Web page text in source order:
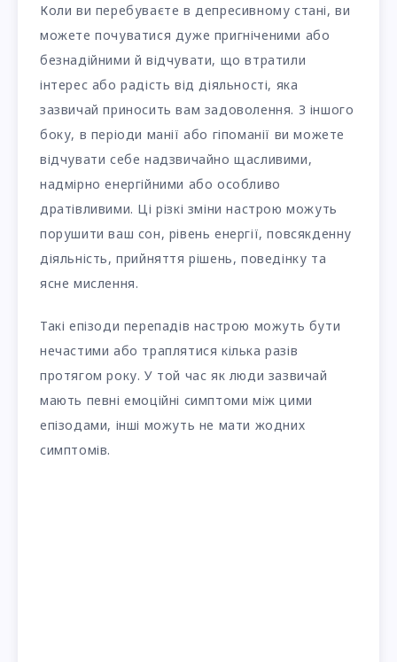
Коли ви перебуваєте в депресивному стані, ви
можете почуватися дуже пригніченими або
безнадійними й відчувати, що втратили
інтерес або радість від діяльності, яка
зазвичай приносить вам задоволення. З іншого
боку, в періоди манії або гіпоманії ви можете
відчувати себе надзвичайно щасливими,
надмірно енергійними або особливо
дратівливими. Ці різкі зміни настрою можуть
порушити ваш сон, рівень енергії, повсякденну
діяльність, прийняття рішень, поведінку та
ясне мислення.
Такі епізоди перепадів настрою можуть бути
нечастими або траплятися кілька разів
протягом року. У той час як люди зазвичай
мають певні емоційні симптоми між цими
епізодами, інші можуть не мати жодних
симптомів.